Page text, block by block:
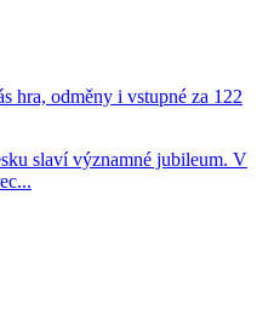
hra, odměny i vstupné za 122
slaví významné jubileum. V